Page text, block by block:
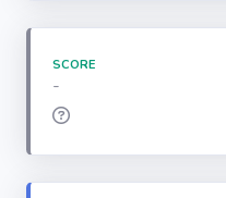
SCORE
-